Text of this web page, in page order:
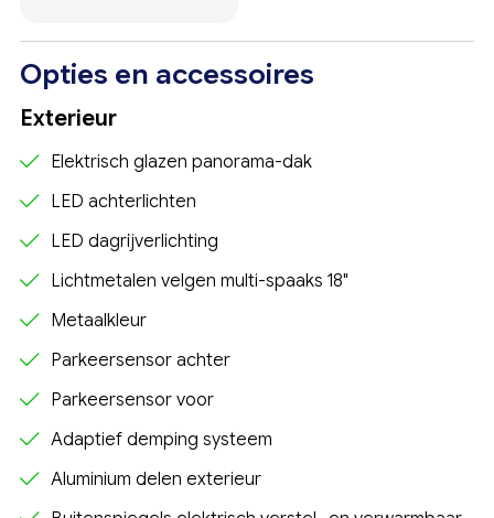
Opties en accessoires
Exterieur
Elektrisch glazen panorama-dak
LED achterlichten
LED dagrijverlichting
Lichtmetalen velgen multi-spaaks 18"
Metaalkleur
Parkeersensor achter
Parkeersensor voor
Adaptief demping systeem
Aluminium delen exterieur